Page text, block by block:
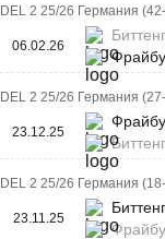
DEL 2 25/26 Германия
06.02.26
DEL 2 25/26 Германия
23.12.25
DEL 2 25/26 Германия
23.11.25